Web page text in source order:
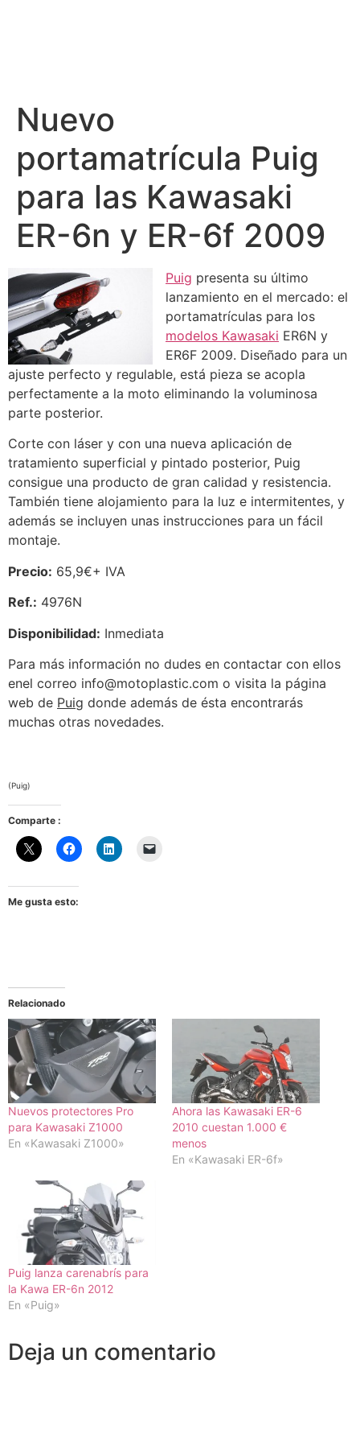
Nuevo
portamatrícula Puig
para las Kawasaki
ER-6n y ER-6f 2009
Puig presenta su último
lanzamiento en el mercado: el
portamatrículas para los
modelos Kawasaki ER6N y
ER6F 2009. Diseñado para un
ajuste perfecto y regulable, está pieza se acopla
perfectamente a la moto eliminando la voluminosa
parte posterior.
Corte con láser y con una nueva aplicación de
tratamiento superficial y pintado posterior, Puig
consigue una producto de gran calidad y resistencia.
También tiene alojamiento para la luz e intermitentes, y
además se incluyen unas instrucciones para un fácil
montaje.
Precio: 65,9€+ IVA
Ref.: 4976N
Disponibilidad: Inmediata
Para más información no dudes en contactar con ellos
enel correo info@motoplastic.com o visita la página
web de Puig donde además de ésta encontrarás
muchas otras novedades.
(Puig)
Comparte :
Me gusta esto:
Relacionado
Nuevos protectores Pro
para Kawasaki Z1000
En «Kawasaki Z1000»
Ahora las Kawasaki ER-6
2010 cuestan 1.000 €
menos
En «Kawasaki ER-6f»
Puig lanza carenabrís para
la Kawa ER-6n 2012
En «Puig»
Deja un comentario